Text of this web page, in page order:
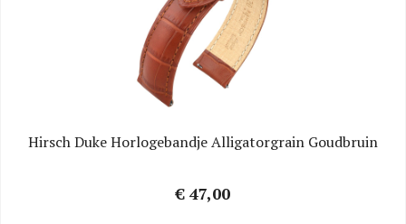
Hirsch Duke Horlogebandje Alligatorgrain Goudbruin
€ 47,00